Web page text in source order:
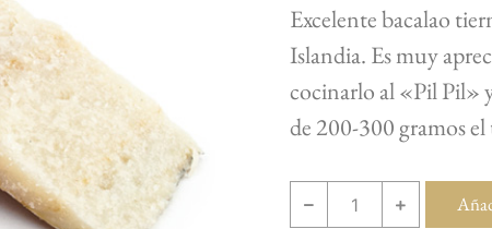
Excelente bacalao
Islandia. Es muy
cocinarlo al «Pil Pil»
de 200-300 gramos